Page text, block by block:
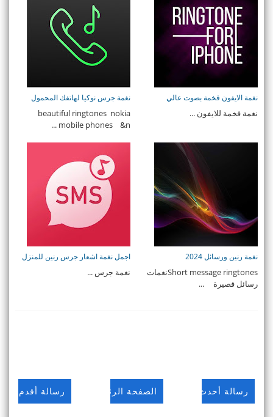
نغمة الايفون فخمة بصوت عالي
نغمة فخمة للايفون ...
نغمة جرس نوكيا لهاتفك المحمول
beautiful ringtones nokia
mobile phones &n ...
نغمة رنين ورسائل 2024
Short message ringtonesنغمات
رسائل قصيرة ...
اجمل نغمة اشعار جرس رنين للمنزل
نغمة جرس ...
رسالة أحدث رسالة أقدم الصفحة الرئيسية